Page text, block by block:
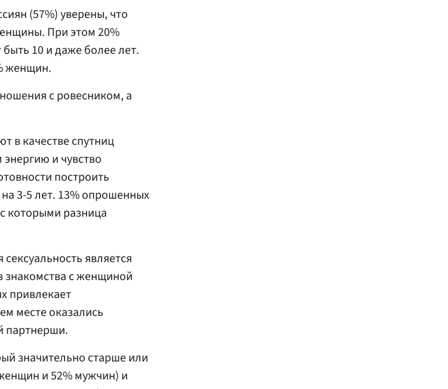
(57%) уверены, что
При этом 20%
10 и даже более лет.
женщин.
с ровесником, а
в качестве спутниц
и чувство
построить
3-5 лет. 13% опрошенных
которыми разница
является
знакомства с женщиной
привлекает
месте оказались
партнерши.
значительно старше или
и 52% мужчин) и